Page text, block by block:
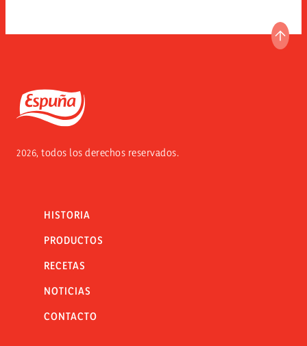
Espuña
2026, todos los derechos reservados.
HISTORIA
PRODUCTOS
RECETAS
NOTICIAS
CONTACTO
IR